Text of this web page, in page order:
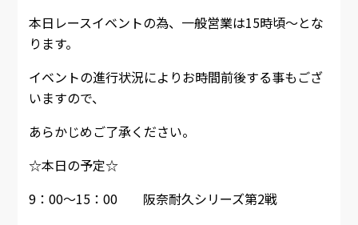
本日レースイベントの為、一般営業は15時頃～とな
ります。
イベントの進行状況によりお時間前後する事もござ
いますので、
あらかじめご了承ください。
☆本日の予定☆
9：00～15：00 阪奈耐久シリーズ第2戦